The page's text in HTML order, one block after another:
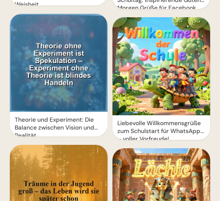
Weisheit
Theorie und Experiment: Die
Balance zwischen Vision und
Realität
Morgen Grüße für Facebook
Liebevolle Willkommensgrüße
zum Schulstart für WhatsApp
– voller Vorfreude!